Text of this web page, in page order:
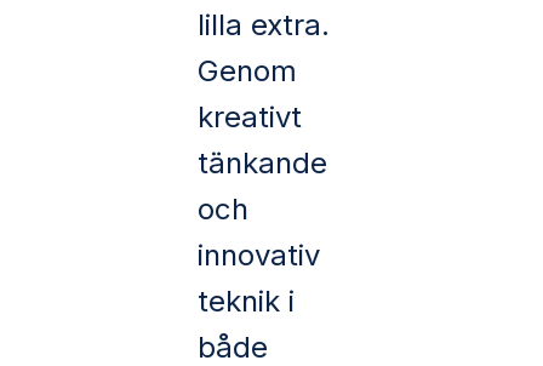
lilla extra.
Genom
kreativt
tänkande
och
innovativ
teknik i
både